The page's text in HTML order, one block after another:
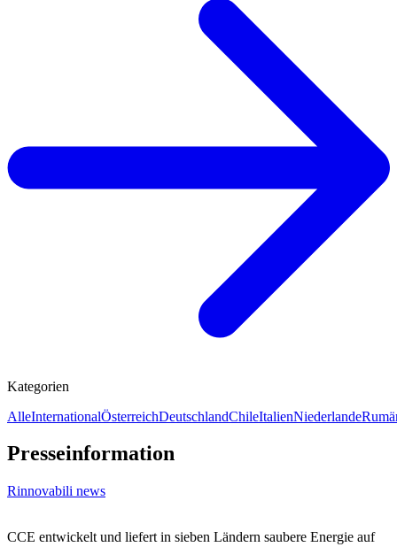
Kategorien
AlleInternationalÖsterreichDeutschlandChileItalienNiederlande
Presseinformation
Rinnovabili news
CCE entwickelt und liefert in sieben Ländern saubere Energie auf